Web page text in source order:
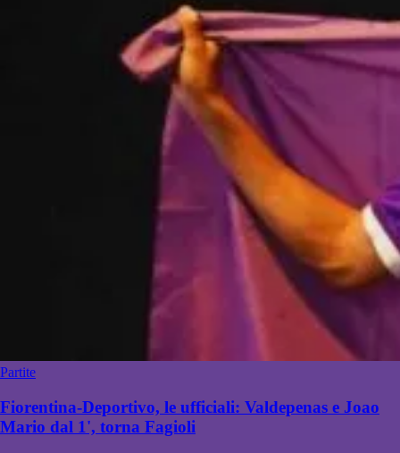
Partite
Fiorentina-Deportivo, le ufficiali: Valdepenas e Joao
Mario dal 1', torna Fagioli